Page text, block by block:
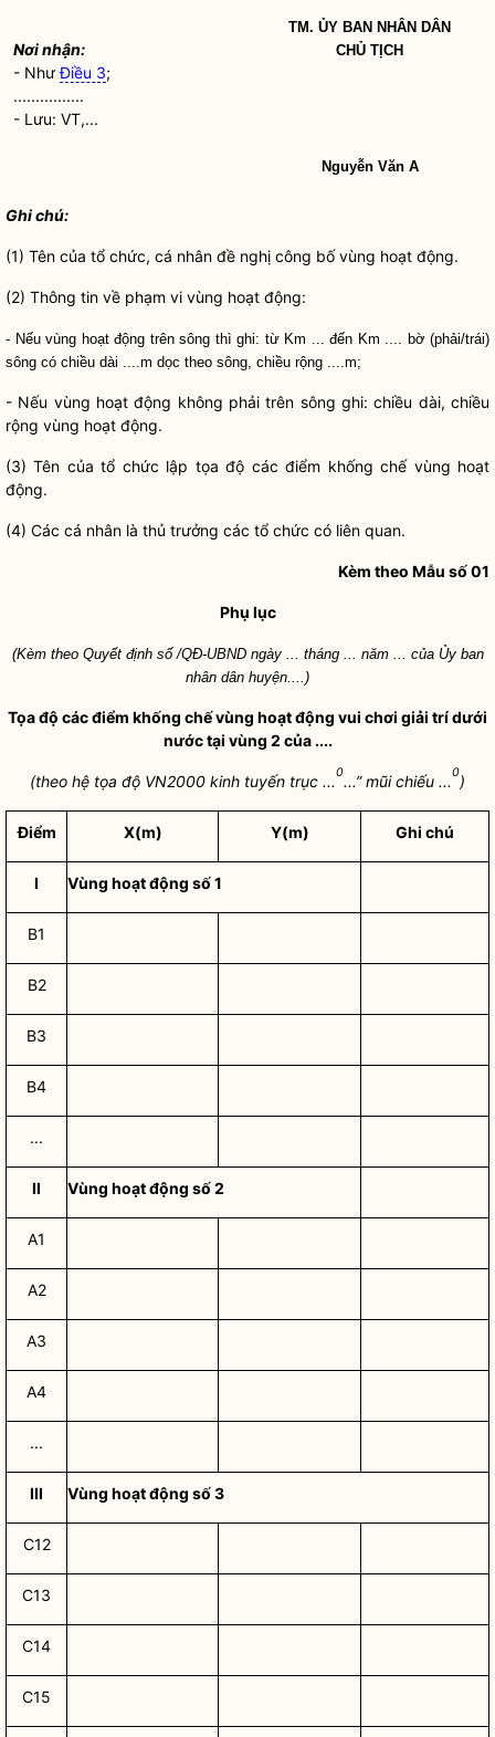
Nơi nhận:
- NhưĐiều 3;
................
- Lưu: VT,...
TM. ỦY BAN NHÂN DÂN
CHỦ TỊCH
Nguyễn Văn A
Ghi chú:
(1) Tên của tổ chức, cá nhân đề nghị công bố vùng hoạt động.
(2) Thông tin về phạm vi vùng hoạt động:
- Nếu vùng hoạt động trên sông thì ghi: từ Km ... đến Km .... bờ (phải/trái)
sông có chiều dài ....m dọc theo sông, chiều rộng ....m;
- Nếu vùng hoạt động không phải trên sông ghi: chiều dài, chiều
rộng vùng hoạt động.
(3) Tên của tổ chức lập tọa độ các điểm khống chế vùng hoạt
động.
(4) Các cá nhân là thủ trưởng các tổ chức có liên quan.
Kèm theo Mẫu số 01
Phụ lục
(Kèm theo Quyết định số /QĐ-UBND ngày ... tháng ... năm ... của Ủy ban
nhân dân huyện....)
Tọa độ các điểm khống chế vùng hoạt động vui chơi giải trí dưới
nước tại vùng 2 của ....
(theo hệ tọa độ VN2000 kinh tuyến trục ...0...” mũi chiếu ...0)
Điểm X(m) Y(m) Ghi chú
I Vùng hoạt động số 1
B1
B2
B3
B4
...
II Vùng hoạt động số 2
A1
A2
A3
A4
...
III Vùng hoạt động số 3
C12
C13
C14
C15